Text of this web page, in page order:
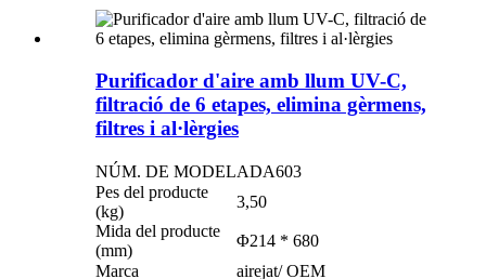
Purificador d'aire amb llum UV-C,
filtració de 6 etapes, elimina gèrmens,
filtres i al·lèrgies
NÚM. DE MODELADA603
Pes del producte
(kg)
3,50
Mida del producte
(mm)
Φ214 * 680
Marca
airejat/ OEM